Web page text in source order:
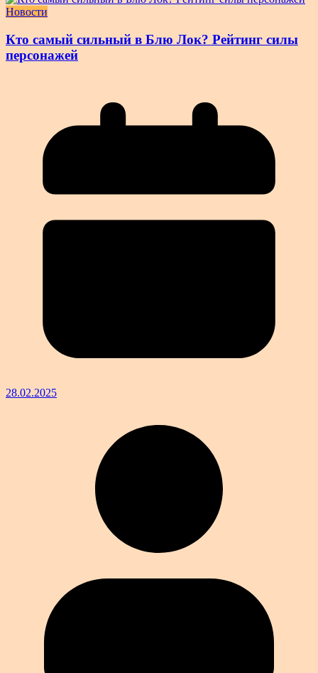
Новости
Кто самый сильный в Блю Лок? Рейтинг силы
персонажей
28.02.2025